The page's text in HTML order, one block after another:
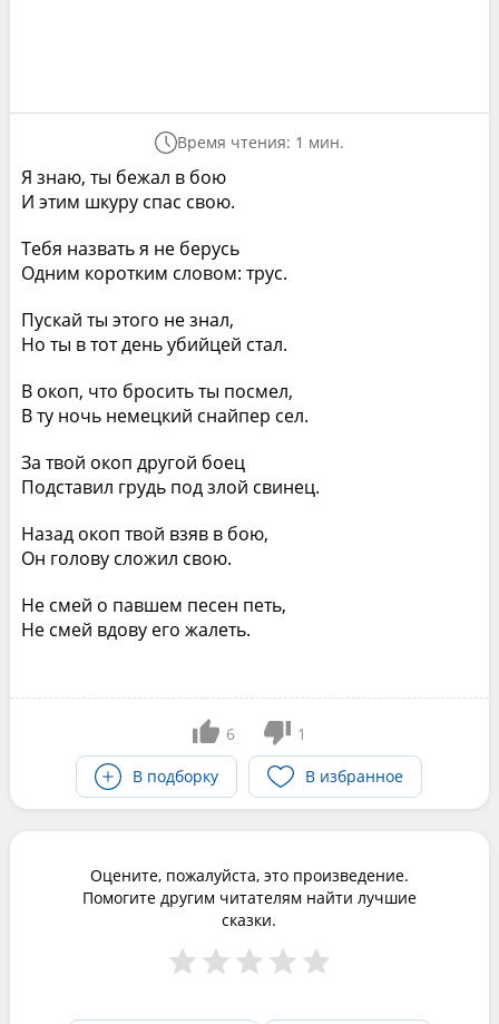
Время чтения: 1 мин.
Я знаю, ты бежал в бою
И этим шкуру спас свою.
Тебя назвать я не берусь
Одним коротким словом: трус.
Пускай ты этого не знал,
Но ты в тот день убийцей стал.
В окоп, что бросить ты посмел,
В ту ночь немецкий снайпер сел.
За твой окоп другой боец
Подставил грудь под злой свинец.
Назад окоп твой взяв в бою,
Он голову сложил свою.
Не смей о павшем песен петь,
Не смей вдову его жалеть.
6
1
В подборку
В избранное
Оцените, пожалуйста, это произведение.
Помогите другим читателям найти лучшие
сказки.